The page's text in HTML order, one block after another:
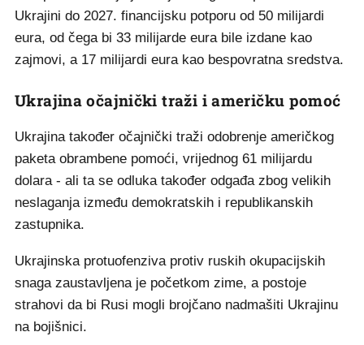
Ukrajini do 2027. financijsku potporu od 50 milijardi
eura, od čega bi 33 milijarde eura bile izdane kao
zajmovi, a 17 milijardi eura kao bespovratna sredstva.
Ukrajina očajnički traži i američku pomoć
Ukrajina također očajnički traži odobrenje američkog
paketa obrambene pomoći, vrijednog 61 milijardu
dolara - ali ta se odluka također odgađa zbog velikih
neslaganja između demokratskih i republikanskih
zastupnika.
Ukrajinska protuofenziva protiv ruskih okupacijskih
snaga zaustavljena je početkom zime, a postoje
strahovi da bi Rusi mogli brojčano nadmašiti Ukrajinu
na bojišnici.